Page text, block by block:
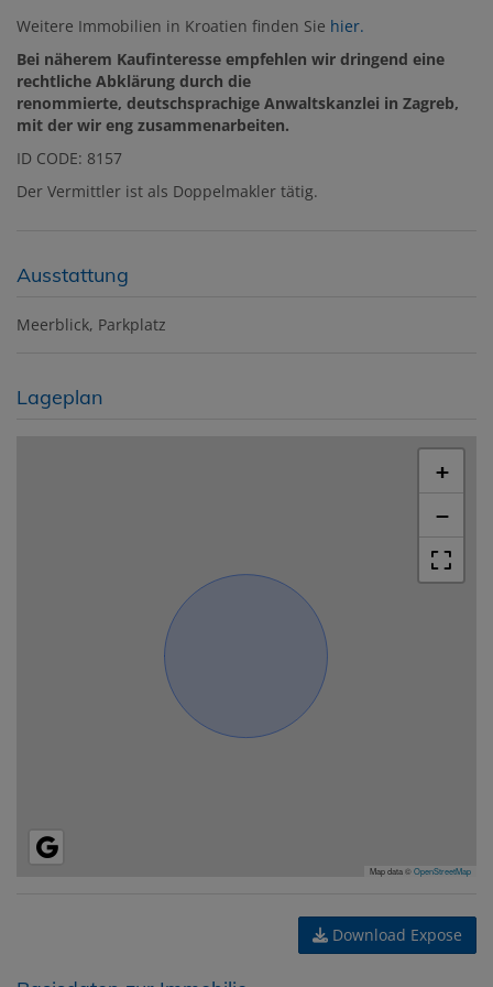
Weitere Immobilien in Kroatien finden Sie hier.
Bei näherem Kaufinteresse empfehlen wir dringend eine
rechtliche Abklärung durch die
renommierte, deutschsprachige Anwaltskanzlei in Zagreb,
mit der wir eng zusammenarbeiten.
ID CODE: 8157
Der Vermittler ist als Doppelmakler tätig.
Ausstattung
Meerblick Parkplatz
Lageplan
+
−
Map data ©OpenStreetMap
Download Expose